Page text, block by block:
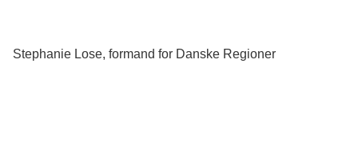
Stephanie Lose, formand for Danske Regioner